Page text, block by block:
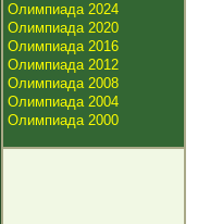
Олимпиада 2024
Олимпиада 2020
Олимпиада 2016
Олимпиада 2012
Олимпиада 2008
Олимпиада 2004
Олимпиада 2000